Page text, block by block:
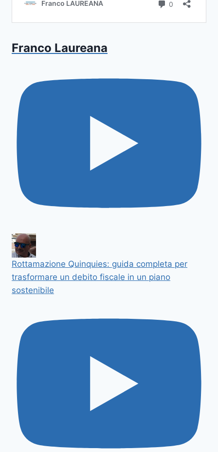
Franco Laureana
Rottamazione Quinquies: guida completa per
trasformare un debito fiscale in un piano
sostenibile